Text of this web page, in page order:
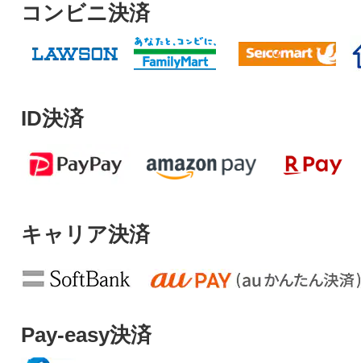
コンビニ決済
ID決済
キャリア決済
Pay-easy決済